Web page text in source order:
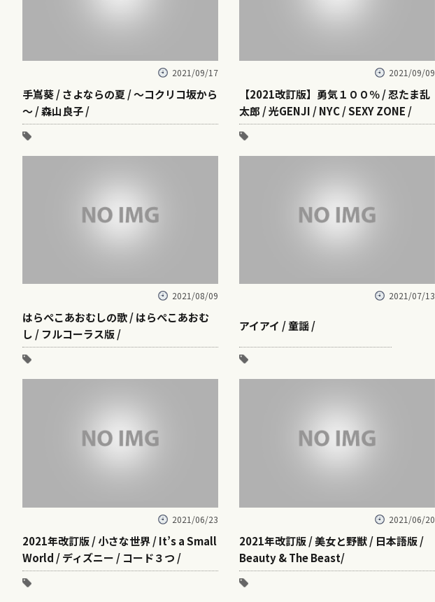
2021/09/17
手嶌葵 / さよならの夏 / ～コクリコ坂から
～ / 森山良子 /
2021/09/09
【2021改訂版】勇気１００％ / 忍たま乱
太郎 / 光GENJI / NYC / SEXY ZONE /
2021/08/09
はらぺこあおむしの歌 / はらぺこあおむ
し / フルコーラス版 /
2021/07/13
アイアイ / 童謡 /
2021/06/23
2021年改訂版 / 小さな世界 / It’s a Small
World / ディズニー / コード３つ /
2021/06/20
2021年改訂版 / 美女と野獣 / 日本語版 /
Beauty & The Beast/